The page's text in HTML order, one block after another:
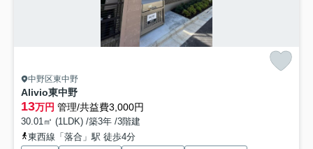
中野区東中野
Alivio東中野
13万円 管理/共益費3,000円
30.01㎡ (1LDK) /築3年 /3階建
東西線「落合」駅 徒歩4分